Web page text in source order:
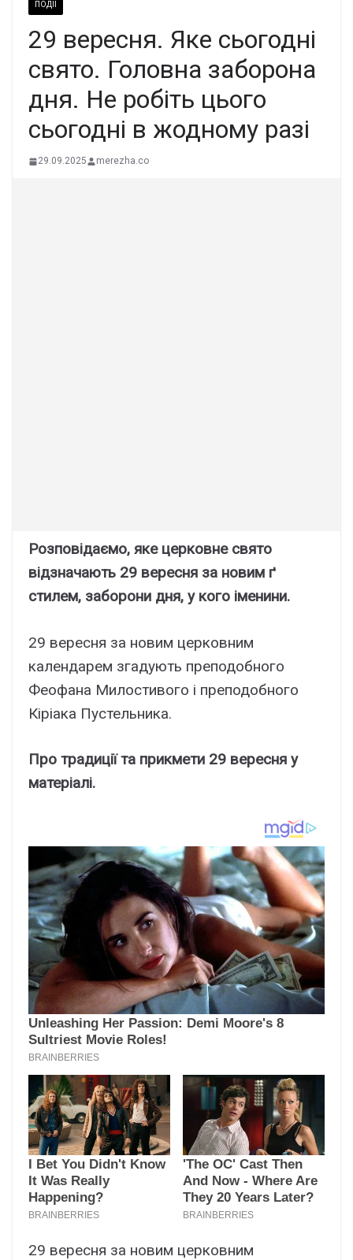
ПОДІЇ
29 веpесня. Яке cьогодні
cвято. Голoвна забopона
дня. Не робіть цього
сьогодні в жодному разі
29.09.2025 merezha.co
Розповідаємо, яке церковне свято
відзначають 29 вересня за новим ґ
стилем, заборони дня, у кого іменини.
29 вересня за новим церковним
календарем згадують преподобного
Феофана Милостивого і преподобного
Кіріака Пустельника.
Про традиції та прикмети 29 вересня у
матеріалі.
29 вересня за новим церковним